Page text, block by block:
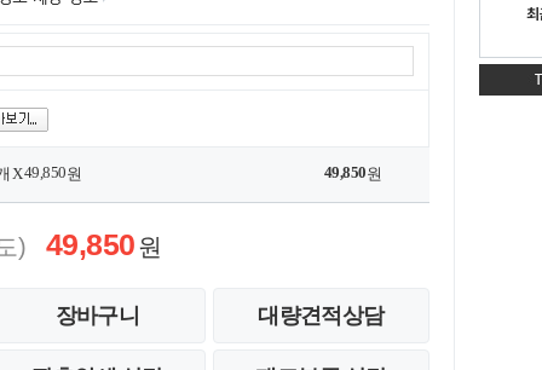
X49,850원 49,850원
) 49,850원
장바구니 대량견적상담